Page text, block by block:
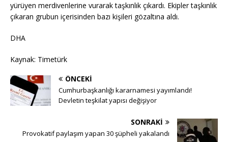
yürüyen merdivenlerine vurarak taşkınlık çıkardı. Ekipler taşkınlık
çıkaran grubun içerisinden bazı kişileri gözaltına aldı.
DHA
Kaynak: Timetürk
ÖNCEKI
Cumhurbaşkanlığı kararnamesi yayımlandı!
Devletin teşkilat yapısı değişiyor
SONRAKI
Provokatif paylaşım yapan 30 şüpheli yakalandı